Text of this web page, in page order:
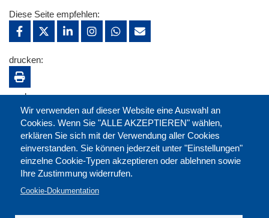
Wir verwenden auf dieser Website eine Auswahl an
Cookies. Wenn Sie "ALLE AKZEPTIEREN" wählen,
erklären Sie sich mit der Verwendung aller Cookies
einverstanden. Sie können jederzeit unter "Einstellungen"
einzelne Cookie-Typen akzeptieren oder ablehnen sowie
Ihre Zustimmung widerrufen.
Cookie-Dokumentation
Diese Seite empfehlen:
drucken:
merken: